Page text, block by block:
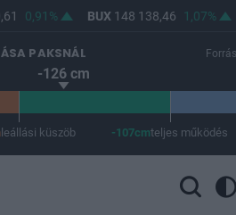
0,91% BUX148 138,46 1,07%
PAKSNÁL
-126 cm
leállási küszöb -107cmteljes működés